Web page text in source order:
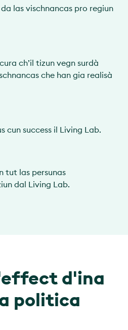
las vischnancas pro regiun
ch’il tizun vegn surdà
che han gia realisà
cun success il Living Lab.
tut las persunas
dal Living Lab.
d'ina
politica